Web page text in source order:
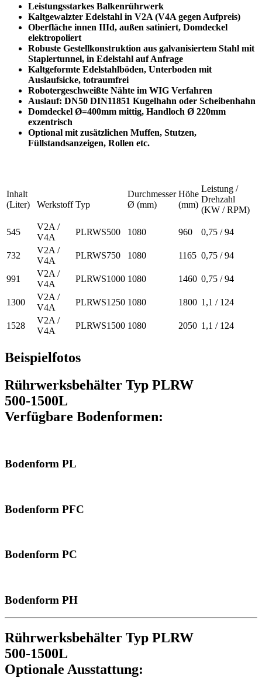
Leistungsstarkes Balkenrührwerk
Kaltgewalzter Edelstahl in V2A (V4A gegen Aufpreis)
Oberfläche innen IIId, außen satiniert, Domdeckel
elektropoliert
Robuste Gestellkonstruktion aus galvanisiertem Stahl mit
Staplertunnel, in Edelstahl auf Anfrage
Kaltgeformte Edelstahlböden, Unterboden mit
Auslaufsicke, totraumfrei
Robotergeschweißte Nähte im WIG Verfahren
Auslauf: DN50 DIN11851 Kugelhahn oder Scheibenhahn
Domdeckel Ø=400mm mittig, Handloch Ø 220mm
exzentrisch
Optional mit zusätzlichen Muffen, Stutzen,
Füllstandsanzeigen, Rollen etc.
Inhalt
(Liter)
Werkstoff Typ
Durchmesser
Ø (mm)
Höhe
(mm)
Leistung /
Drehzahl
(KW / RPM)
545
V2A /
V4A
PLRWS500 1080 960 0,75 / 94
732
V2A /
V4A
PLRWS750 1080 1165 0,75 / 94
991
V2A /
V4A
PLRWS1000 1080 1460 0,75 / 94
1300
V2A /
V4A
PLRWS1250 1080 1800 1,1 / 124
1528
V2A /
V4A
PLRWS1500 1080 2050 1,1 / 124
Beispielfotos
Rührwerksbehälter Typ PLRW
500-1500L
Verfügbare Bodenformen:
Bodenform PL
Bodenform PFC
Bodenform PC
Bodenform PH
Rührwerksbehälter Typ PLRW
500-1500L
Optionale Ausstattung: